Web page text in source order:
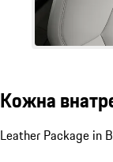
Кожна
Leather Package in